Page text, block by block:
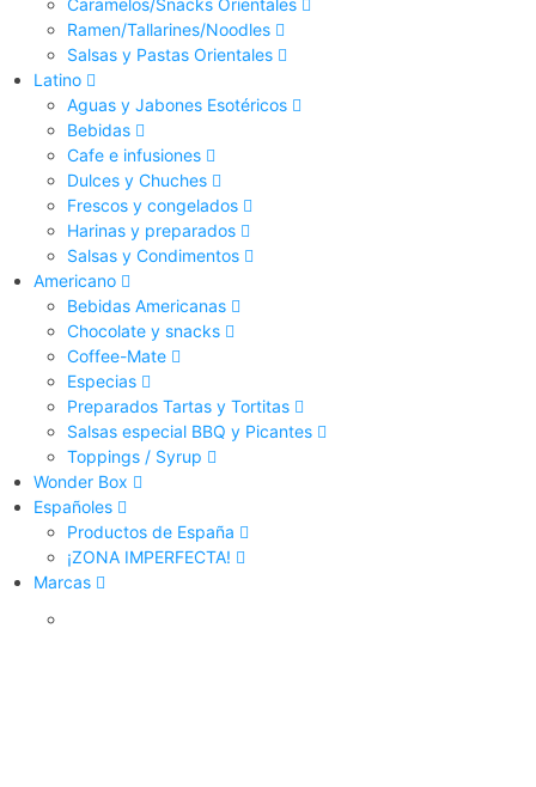
Ramen/Tallarines/Noodles
Salsas y Pastas Orientales
Latino
Aguas y Jabones Esotéricos
Bebidas
Cafe e infusiones
Dulces y Chuches
Frescos y congelados
Harinas y preparados
Salsas y Condimentos
Americano
Bebidas Americanas
Chocolate y snacks
Coffee-Mate
Especias
Preparados Tartas y Tortitas
Salsas especial BBQ y Picantes
Toppings / Syrup
Wonder Box
Españoles
Productos de España
¡ZONA IMPERFECTA!
Marcas